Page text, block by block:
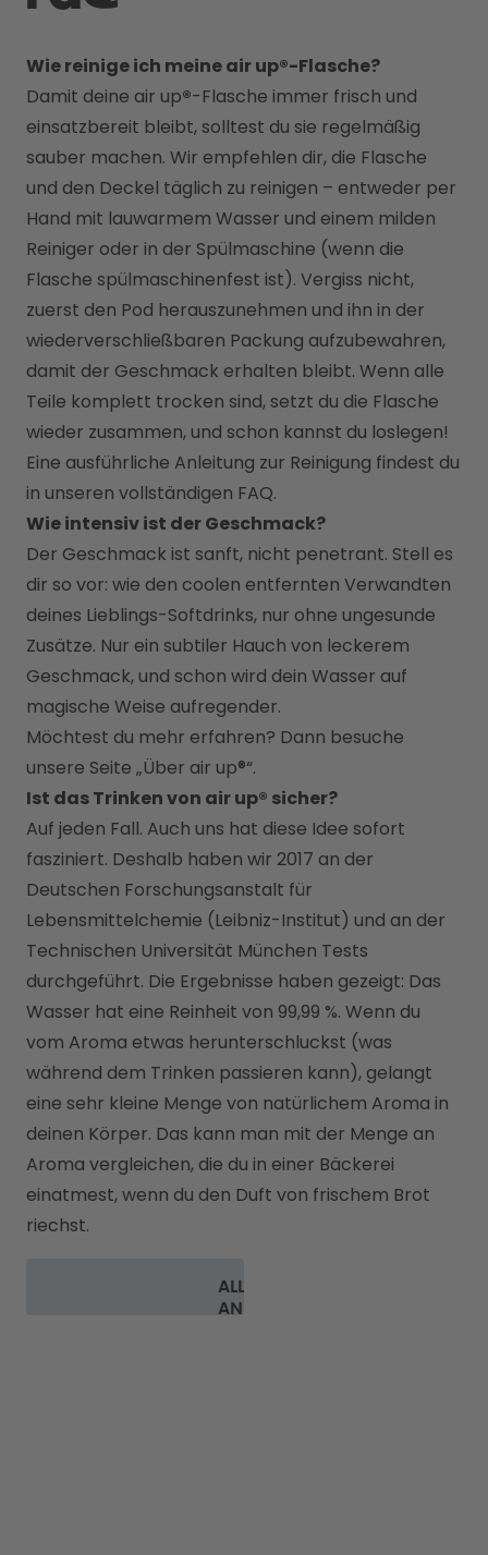
Wie reinige ich meine air up®-Flasche?
Damit deine air up®-Flasche immer frisch und
einsatzbereit bleibt, solltest du sie regelmäßig
sauber machen. Wir empfehlen dir, die Flasche
und den Deckel täglich zu reinigen – entweder per
Hand mit lauwarmem Wasser und einem milden
Reiniger oder in der Spülmaschine (wenn die
Flasche spülmaschinenfest ist). Vergiss nicht,
zuerst den Pod herauszunehmen und ihn in der
wiederverschließbaren Packung aufzubewahren,
damit der Geschmack erhalten bleibt. Wenn alle
Teile komplett trocken sind, setzt du die Flasche
wieder zusammen, und schon kannst du loslegen!
Eine ausführliche Anleitung zur Reinigung findest du
in unseren vollständigen FAQ.
Wie intensiv ist der Geschmack?
Der Geschmack ist sanft, nicht penetrant. Stell es
dir so vor: wie den coolen entfernten Verwandten
deines Lieblings-Softdrinks, nur ohne ungesunde
Zusätze. Nur ein subtiler Hauch von leckerem
Geschmack, und schon wird dein Wasser auf
magische Weise aufregender.
Möchtest du mehr erfahren? Dann besuche
unsere Seite „Über air up®“.
Ist das Trinken von air up® sicher?
Auf jeden Fall. Auch uns hat diese Idee sofort
fasziniert. Deshalb haben wir 2017 an der
Deutschen Forschungsanstalt für
Lebensmittelchemie (Leibniz-Institut) und an der
Technischen Universität München Tests
durchgeführt. Die Ergebnisse haben gezeigt: Das
Wasser hat eine Reinheit von 99,99 %. Wenn du
vom Aroma etwas herunterschluckst (was
während dem Trinken passieren kann), gelangt
eine sehr kleine Menge von natürlichem Aroma in
deinen Körper. Das kann man mit der Menge an
Aroma vergleichen, die du in einer Bäckerei
einatmest, wenn du den Duft von frischem Brot
riechst.
ALLE FAQ
ANSEHEN